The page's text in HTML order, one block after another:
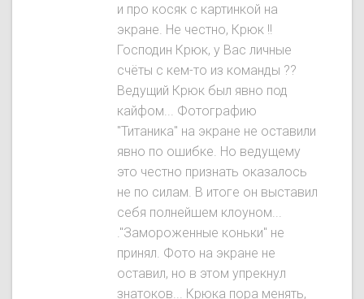
и про косяк с картинкой на
экране. Не честно, Крюк !!
Господин Крюк, у Вас личные
счёты с кем-то из команды ??
Ведущий Крюк был явнo под
кайфом... Фотографию
"Титаника" на экране не оставили
явно по ошибке. Но ведущему
это честно признать оказалось
не по силам. В итоге он выставил
себя полнейшем клоуном...
."Замороженные коньки" не
принял. Фото на экране не
оставил, но в этом упрекнул
знатоков... Крюка пора менять,